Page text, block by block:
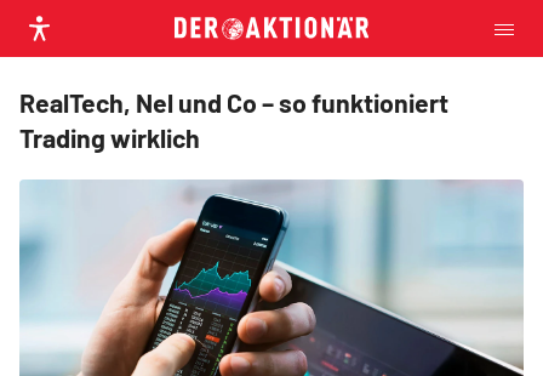
RealTech, Nel und Co – so funktioniert
Trading wirklich